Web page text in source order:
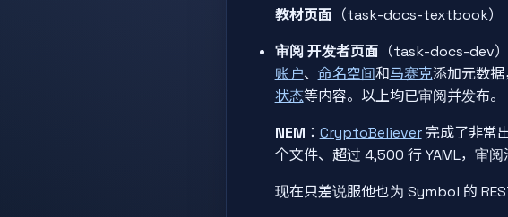
教材页面 （task-docs-textbook）
审阅 开发者页面 （task-docs-dev）
账户、 命名空间和马赛克添加元数据
状态等内容。以上均已审阅并发布。
NEM ： CryptoBeliever完成了非常
个文件、超过 4,500 行 YAML，审
现在只差说服他也为 Symbol 的